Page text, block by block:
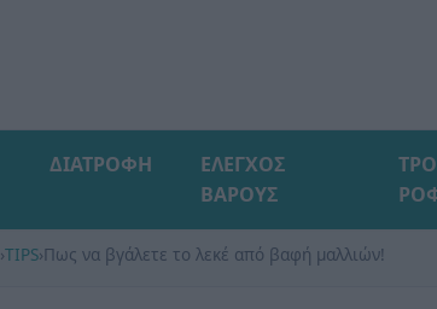
ΔΙΑΤΡΟΦΗ
ΕΛΕΓΧΟΣ
ΒΑΡΟΥΣ
›TIPS›Πως να βγάλετε το λεκέ από βαφή μαλλιών!